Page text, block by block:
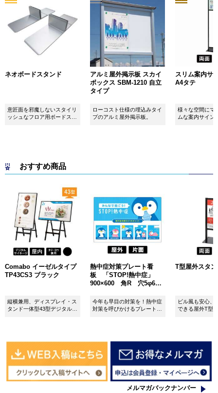
ネオボードスタンド
意匠面を邪魔しないスタイリ
ッシュなフロア用ボードスタ
アルミ屋外掲示板 スカイ
ボックス SBM-1210 自立
タイプ
ローコスト仕様の埋込みタイ
プのアルミ屋外掲示板。
スリム案内サ
A4タテ
様々な空間にマ
ムな案内サイン
おすすめ商品
Comabo イーゼルタイプ
TP43CS3 ブラック
縦横兼用、ディスプレイ・ス
タンド一体型43型デジタルサ
熱中症対策プレート看
板 「STOP!熱中症」
900×600 角R 穴5φ6カ
今年も早目の対策を！熱中症
対策を呼びかけるプレート看
T型屋外スタ
ビル風も安心、
できる屋外T型
メルマガバックナンバー